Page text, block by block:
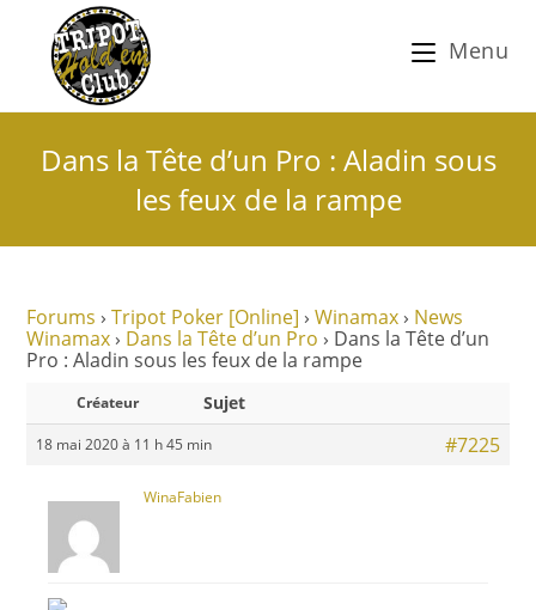
Menu
Dans la Tête d’un Pro : Aladin sous
les feux de la rampe
Forums › Tripot Poker [Online] › Winamax › News
Winamax › Dans la Tête d’un Pro › Dans la Tête d’un
Pro : Aladin sous les feux de la rampe
Créateur Sujet
18 mai 2020 à 11 h 45 min #7225
WinaFabien